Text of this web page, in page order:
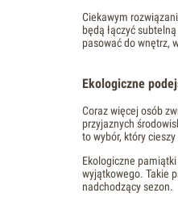
Ciekawym
będą łączyć
pasować do wnętrz,
Ekologiczne
Coraz więcej osób
przyjaznych
to wybór, który
Ekologiczne
wyjątkowego. Takie
nadchodzący sezon.